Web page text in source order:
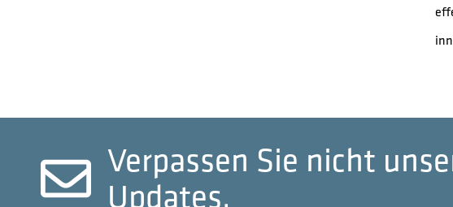
Verpassen Sie nicht
Updates.